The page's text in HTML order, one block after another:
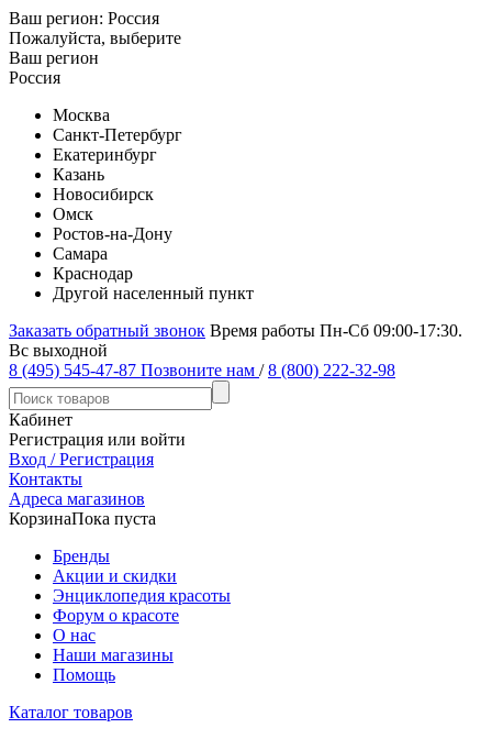
Ваш регион: Россия
Пожалуйста, выберите
Ваш регион
Россия
Москва
Санкт-Петербург
Екатеринбург
Казань
Новосибирск
Омск
Ростов-на-Дону
Самара
Краснодар
Другой населенный пункт
Заказать обратный звонок Время работы Пн-Сб 09:00-17:30.
Вс выходной
8 (495) 545-47-87 Позвоните нам / 8 (800) 222-32-98
Кабинет
Регистрация или войти
Вход / Регистрация
Контакты
Адреса магазинов
КорзинаПока пуста
Бренды
Акции и скидки
Энциклопедия красоты
Форум о красоте
О нас
Наши магазины
Помощь
Каталог товаров